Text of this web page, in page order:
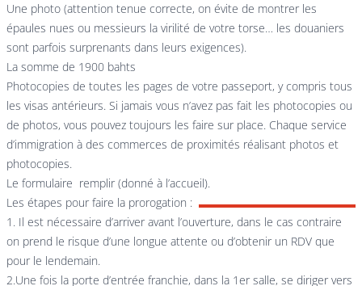
Une photo (attention tenue correcte, on évite de montrer les
épaules nues ou messieurs la virilité de votre torse… les douaniers
sont parfois surprenants dans leurs exigences).
La somme de 1900 bahts
Photocopies de toutes les pages de votre passeport, y compris tous
les visas antérieurs. Si jamais vous n’avez pas fait les photocopies ou
de photos, vous pouvez toujours les faire sur place. Chaque service
d’immigration à des commerces de proximités réalisant photos et
photocopies.
Le formulaire remplir (donné à l’accueil).
Les étapes pour faire la prorogation :
1. Il est nécessaire d’arriver avant l’ouverture, dans le cas contraire
on prend le risque d’une longue attente ou d’obtenir un RDV que
pour le lendemain.
2.Une fois la porte d’entrée franchie, dans la 1er salle, se diriger vers